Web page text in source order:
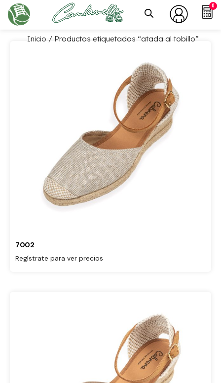
0
Inicio / Productos etiquetados “atada al tobillo”
7002
Regístrate para ver precios